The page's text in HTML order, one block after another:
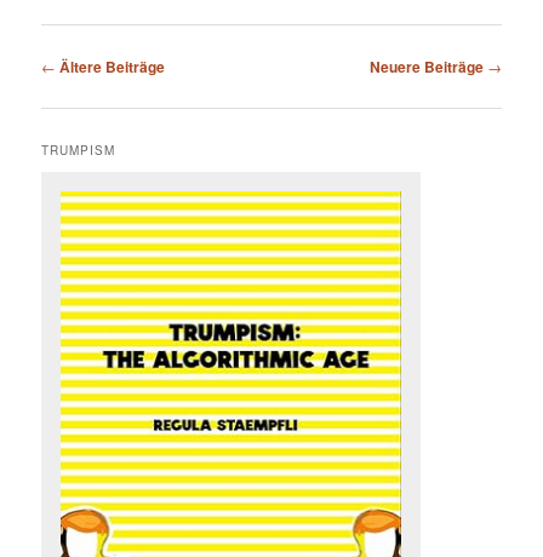
Beitragsnavigation
← Ältere Beiträge Neuere Beiträge →
TRUMPISM